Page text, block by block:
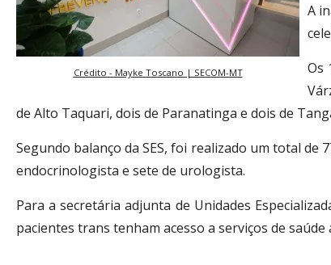
Crédito - Mayke Toscano | SECOM-MT
A
Os
de Alto Taquari, dois de Paranatinga e dois de
Segundo balanço da SES, foi realizado um total de
endocrinologista e sete de urologista.
Para a secretária adjunta de Unidades
pacientes trans tenham acesso a serviços de